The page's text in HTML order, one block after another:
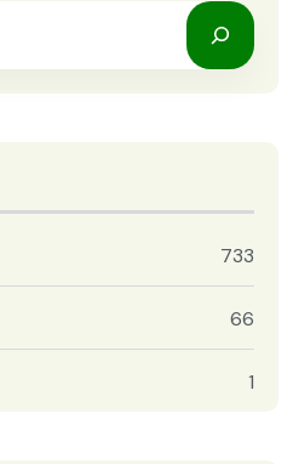
733
66
1